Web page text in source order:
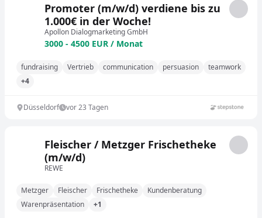
Promoter (m/w/d) verdiene bis zu
1.000€ in der Woche!
Apollon Dialogmarketing GmbH
3000 - 4500 EUR / Monat
fundraising Vertrieb communication persuasion
teamwork
+4
Düsseldorf vor 23 Tagen
Fleischer / Metzger Frischetheke
(m/w/d)
REWE
Metzger Fleischer Frischetheke
Kundenberatung
Warenpräsentation
+1